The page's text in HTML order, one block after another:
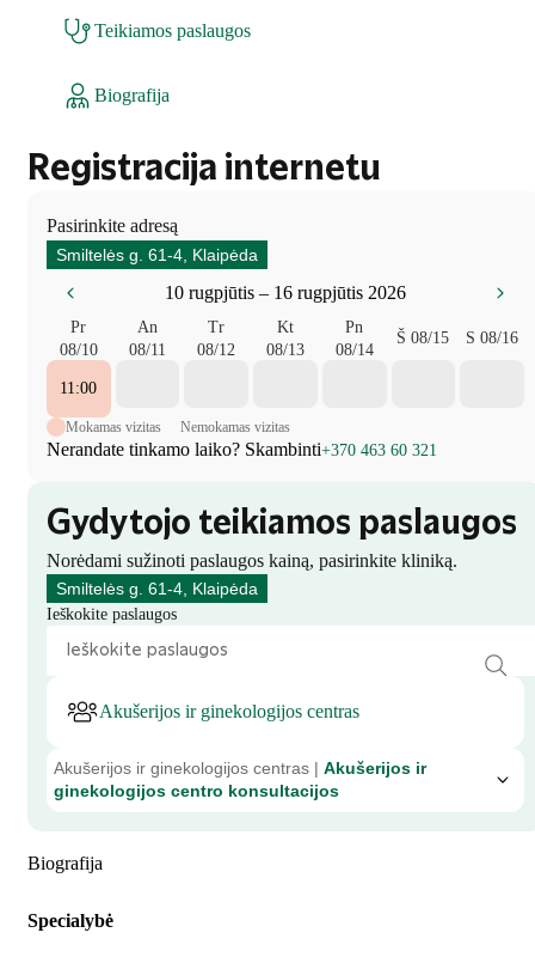
Teikiamos paslaugos
Biografija
Registracija internetu
Pasirinkite adresą
Smiltelės g. 61-4, Klaipėda
10 rugpjūtis – 16 rugpjūtis 2026
Pr
08/10
An
08/11
Tr
08/12
Kt
08/13
Pn
08/14
Š 08/15 S 08/16
11:00
Mokamas vizitas Nemokamas vizitas
Nerandate tinkamo laiko? Skambinti+370 463 60 321
Gydytojo teikiamos paslaugos
Norėdami sužinoti paslaugos kainą, pasirinkite kliniką.
Smiltelės g. 61-4, Klaipėda
Ieškokite paslaugos
Akušerijos ir ginekologijos centras
Akušerijos ir ginekologijos centras | Akušerijos ir
ginekologijos centro konsultacijos
Biografija
Specialybė